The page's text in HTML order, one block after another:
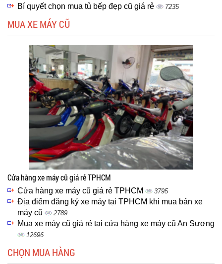
Bí quyết chọn mua tủ bếp đẹp cũ giá rẻ 7235
MUA XE MÁY CŨ
Cửa hàng xe máy cũ giá rẻ TPHCM
Cửa hàng xe máy cũ giá rẻ TPHCM 3795
Địa điểm đăng ký xe máy tại TPHCM khi mua bán xe
máy cũ
2789
Mua xe máy cũ giá rẻ tại cửa hàng xe máy cũ An Sương
12696
CHỌN MUA HÀNG